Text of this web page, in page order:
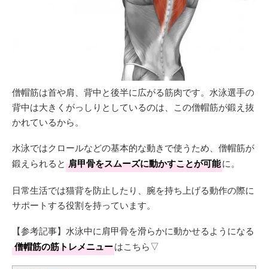
僧帽筋は首や肩、背中と後半に広がる筋肉です。水泳選手の
背中は大きくがっしりとしているのは、この僧帽筋が鍛え抜
かれているから。
水泳ではクロールなどの基本的な動きで使うため、僧帽筋が
鍛えられると 肩甲骨をスムーズに動かすことが可能に。
日常生活では猫背を防止したり、腕を持ち上げる動作の際に
サポートする役割を持っています。
【参考記事】水泳中に肩甲骨を滑らかに動かせるようになる
僧帽筋の筋トレメニューはこちら▽